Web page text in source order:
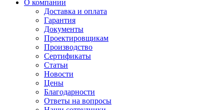
О компании
Доставка и оплата
Гарантия
Документы
Проектировщикам
Производство
Сертификаты
Статьи
Новости
Цены
Благодарности
Ответы на вопросы